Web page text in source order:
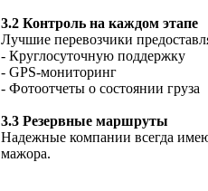
3.2 Контроль на каждом этапе
Лучшие перевозчики
- Круглосуточную поддержку
- GPS-мониторинг
- Фотоотчеты о состоянии груза
3.3 Резервные маршруты
Надежные компании всегда
мажора.